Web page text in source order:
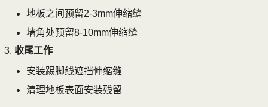
地板之间预留2-3mm伸缩缝
墙角处预留8-10mm伸缩缝
收尾工作
安装踢脚线遮挡伸缩缝
清理地板表面安装残留